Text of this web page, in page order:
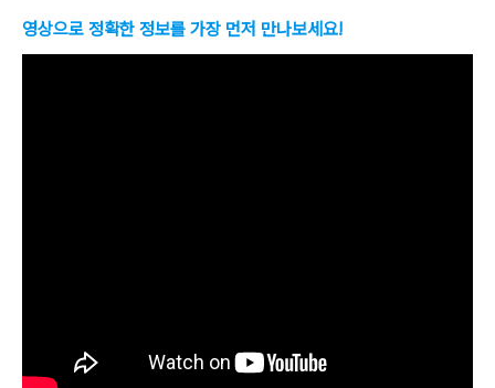
영상으로 정확한 정보를 가장 먼저 만나보세요!